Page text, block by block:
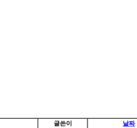
글쓴이 날짜